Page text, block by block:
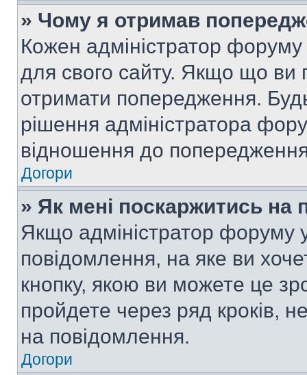
» Чому я отримав
Кожен адміністратор
для свого сайту. Якщо що
отримати попередження.
рішення адміністратора
відношення до
Догори
» Як мені поскаржитись на
Якщо адміністратор форуму
повідомлення, на яке ви
кнопку, якою ви можете це
пройдете через ряд кроків,
на повідомлення.
Догори